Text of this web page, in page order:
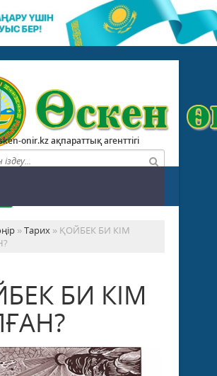
onir.kz ақпараттық агенттігі
»Тарих » ҚОЙБЕК БИ КIМ
БИ КIМ